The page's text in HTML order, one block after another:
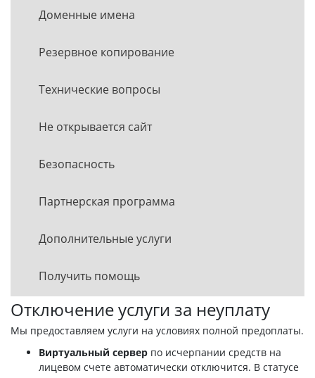
Доменные имена
Резервное копирование
Технические вопросы
Не открывается сайт
Безопасность
Партнерская программа
Дополнительные услуги
Получить помощь
Отключение услуги за неуплату
Мы предоставляем услуги на условиях полной предоплаты.
Виртуальный сервер по исчерпании средств на
лицевом счете автоматически отключится. В статусе